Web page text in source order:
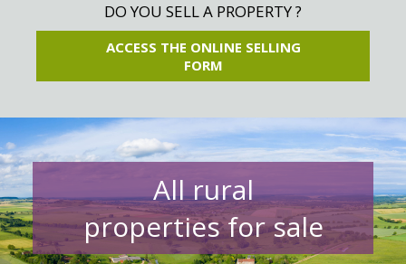
DO YOU SELL A PROPERTY ?
ACCESS THE ONLINE SELLING
FORM
All rural
properties for sale